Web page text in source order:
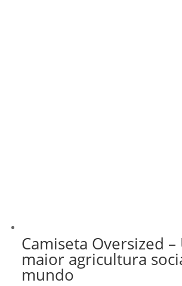
Camiseta Oversized –
maior agricultura
mundo